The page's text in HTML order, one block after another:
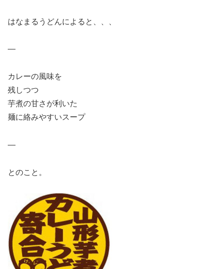
はなまるうどんによると、、、
—
カレーの風味を
残しつつ
芋煮の甘さが利いた
麺に絡みやすいスープ
—
とのこと。